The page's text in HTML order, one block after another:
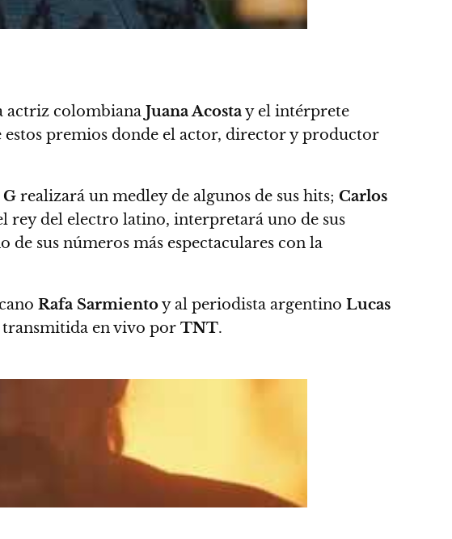
actriz colombiana Juana Acostay el intérprete
estos premios donde el actor, director y productor
realizará un medley de algunos de sus hits; Carlos
rey del electro latino, interpretará uno de sus
de sus números más espectaculares con la
Rafa Sarmientoy al periodista argentino Lucas
en vivo por TNT.